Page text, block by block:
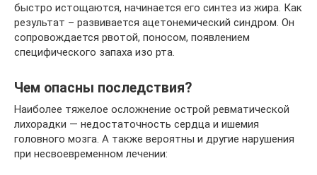
быстро истощаются, начинается его синтез из жира. Как
результат – развивается ацетонемический синдром. Он
сопровождается рвотой, поносом, появлением
специфического запаха изо рта.
Чем опасны последствия?
Наиболее тяжелое осложнение острой ревматической
лихорадки — недостаточность сердца и ишемия
головного мозга. А также вероятны и другие нарушения
при несвоевременном лечении: